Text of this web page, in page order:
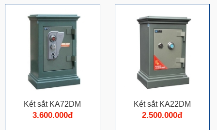
Két sắt KA72DM
3.600.000đ
Két sắt KA22DM
2.500.000đ